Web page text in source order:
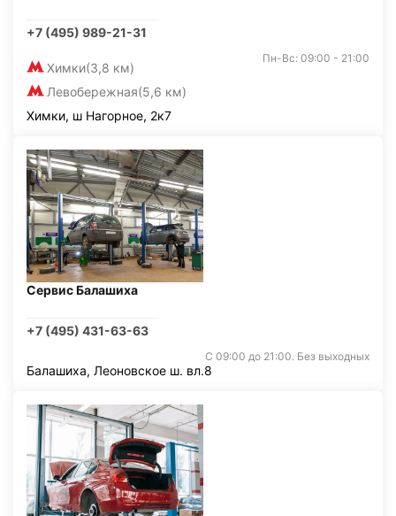
+7 (495) 989-21-31
Химки(3,8 км)
Левобережная(5,6 км)
Пн-Вс: 09:00 - 21:00
Химки, ш Нагорное, 2к7
Сервис Балашиха
+7 (495) 431-63-63
С 09:00 до 21:00. Без выходных
Балашиха, Леоновское ш. вл.8